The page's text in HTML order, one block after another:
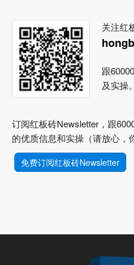
关注红
跟
及实操。
订阅红板砖Newsletter，跟
的优质信息和实操（请放心，
免费订阅红板砖Newsletter